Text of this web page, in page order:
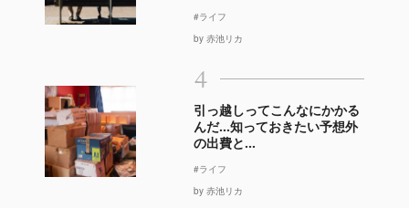
#ライフ
by 赤池リカ
4
引っ越しってこんなにかかる
んだ…知っておきたい予想外
の出費と...
#ライフ
by 赤池リカ